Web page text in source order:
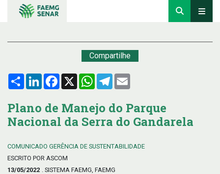
Compartilhe
Compartilhar
LinkedInFacebook
X WhatsApp
Telegram
Plano de Manejo do Parque
Nacional da Serra do Gandarela
COMUNICADO GERÊNCIA DE SUSTENTABILIDADE
ESCRITO POR ASCOM
13/05/2022 . SISTEMA FAEMG, FAEMG